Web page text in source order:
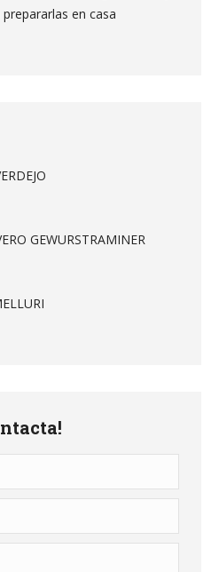
en casa
GEWURSTRAMINER